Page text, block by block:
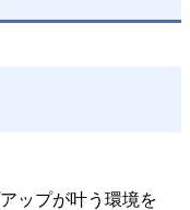
ップが叶う環境を